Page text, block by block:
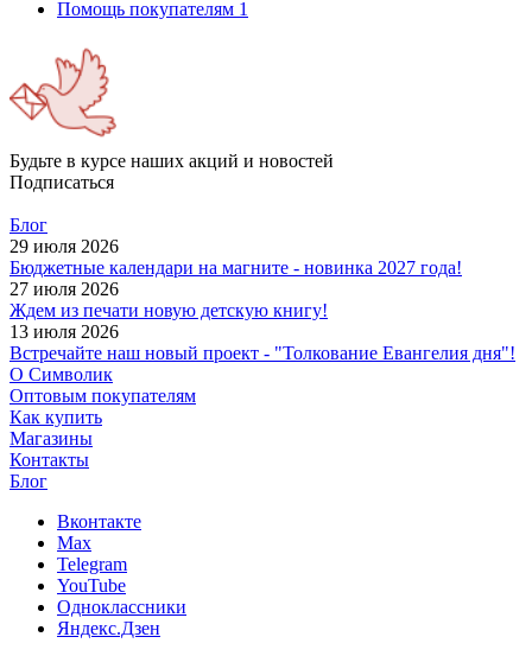
Помощь покупателям 1
Будьте в курсе наших акций и новостей
Подписаться
Блог
29 июля 2026
Бюджетные календари на магните - новинка 2027 года!
27 июля 2026
Ждем из печати новую детскую книгу!
13 июля 2026
Встречайте наш новый проект - "Толкование Евангелия дня"!
О Символик
Оптовым покупателям
Как купить
Магазины
Контакты
Блог
Вконтакте
Max
Telegram
YouTube
Одноклассники
Яндекс.Дзен